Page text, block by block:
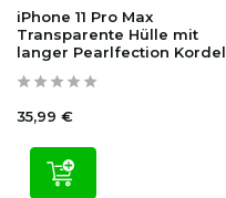
iPhone 11 Pro Max
Transparente Hülle mit
langer Pearlfection Kordel
35,99 €